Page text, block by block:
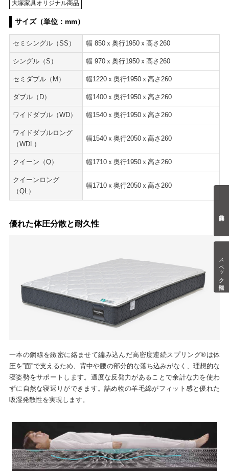
スペック情報
大塚家具オリジナル商品
サイズ（単位：mm）
セミシングル（SS） 幅 850ｘ奥行1950ｘ高さ260
シングル（S） 幅 970ｘ奥行1950ｘ高さ260
セミダブル（M） 幅1220ｘ奥行1950ｘ高さ260
ダブル（D） 幅1400ｘ奥行1950ｘ高さ260
ワイドダブル（WD） 幅1540ｘ奥行1950ｘ高さ260
ワイドダブルロング
（WDL）
幅1540ｘ奥行2050ｘ高さ260
クイーン（Q） 幅1710ｘ奥行1950ｘ高さ260
クイーンロング
（QL）
幅1710ｘ奥行2050ｘ高さ260
優れた体圧分散と耐久性
一本の鋼線を緻密に絡ませて編み込んだ高密度連続スプリング®は体
圧を”面”で支えるため、背中や腰の部分的な落ち込みがなく、理想的な
寝姿勢をサポートします。適度な反発力があることで余計な力を使わ
ずに自然な寝返りができます。詰め物の羊毛綿がフィット感と優れた
吸湿発散性を実現します。